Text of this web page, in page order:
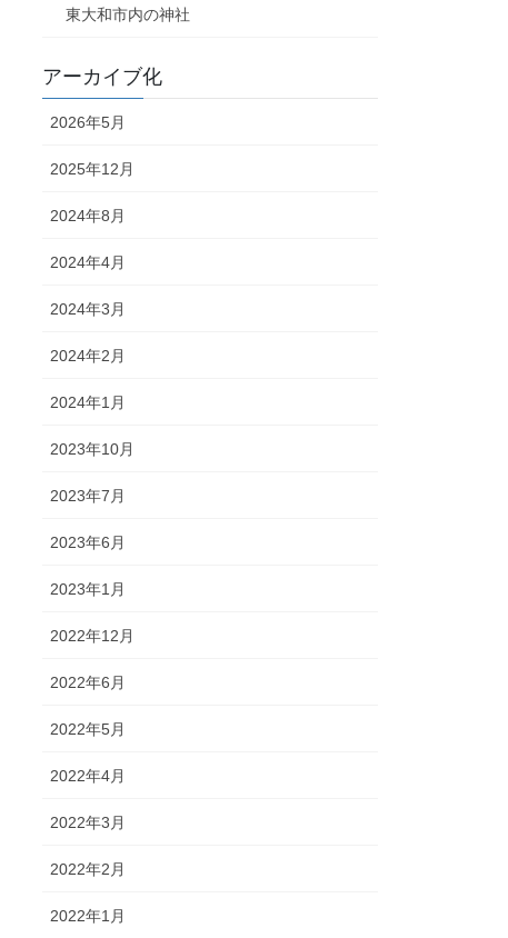
東大和市内の神社
アーカイブ化
2026年5月
2025年12月
2024年8月
2024年4月
2024年3月
2024年2月
2024年1月
2023年10月
2023年7月
2023年6月
2023年1月
2022年12月
2022年6月
2022年5月
2022年4月
2022年3月
2022年2月
2022年1月